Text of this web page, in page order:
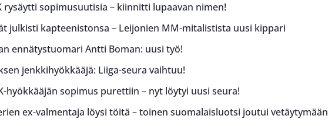
rysäytti sopimusuutisia – kiinnitti lupaavan nimen!
julkisti kapteenistonsa – Leijonien MM-mitalistista uusi kippari
ennätystuomari Antti Boman: uusi työ!
jenkkihyökkääjä: Liiga-seura vaihtuu!
hyökkääjän sopimus purettiin – nyt löytyi uusi seura!
ex-valmentaja löysi töitä – toinen suomalaisluotsi joutui vetäytymään